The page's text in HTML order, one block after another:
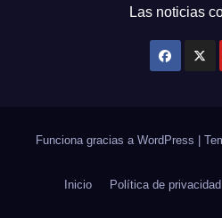
Las noticias
Funciona gracias a WordPress
Inicio Política de privacidad